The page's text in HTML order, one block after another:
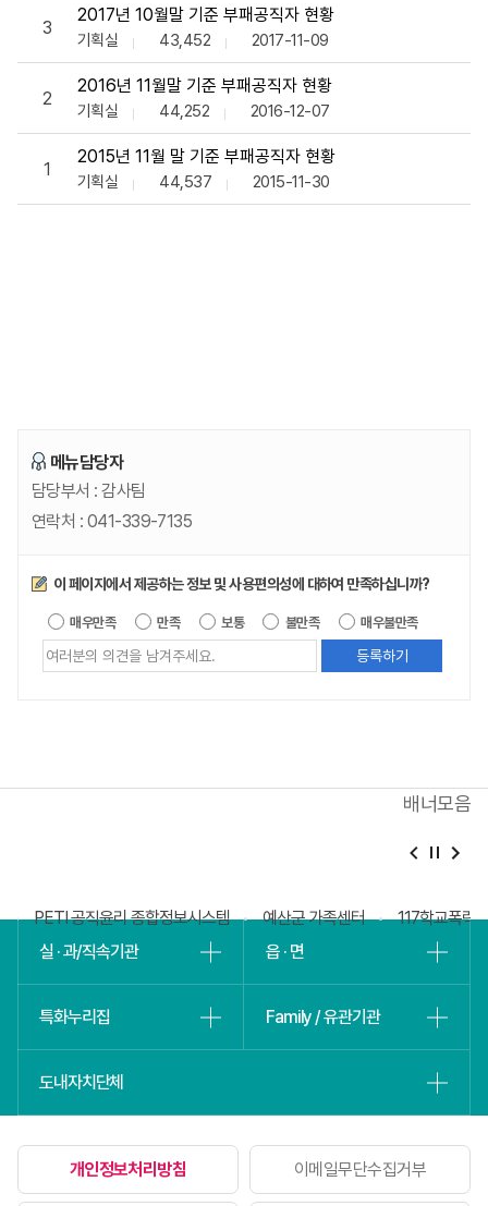
3
2017년 10월말 기준 부패공직자 현황
기획실 43,452 2017-11-09
2
2016년 11월말 기준 부패공직자 현황
기획실 44,252 2016-12-07
1
2015년 11월 말 기준 부패공직자 현황
기획실 44,537 2015-11-30
메뉴담당자
담당부서 :감사팀
연락처 : 041-339-7135
만족도조사
이 페이지에서 제공하는 정보 및 사용편의성에 대하여 만족하십니까?
매우만족 만족 보통 불만족 매우불만족
배너모음
PETI 공직윤리 종합정보시스템 예산군 가족센터
117학교폭력
실 · 과/직속기관
읍 · 면
특화누리집 Family / 유관기관
도내자치단체
개인정보처리방침 이메일무단수집거부